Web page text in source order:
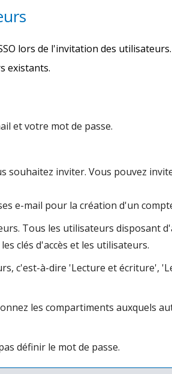
lors de l'invitation des
existants.
et votre mot de passe.
souhaitez inviter. Vous pouvez
e-mail pour la création d'un
Tous les utilisateurs disposant
clés d'accès et les utilisateurs.
c'est-à-dire 'Lecture et écriture',
les compartiments auxquels
définir le mot de passe.